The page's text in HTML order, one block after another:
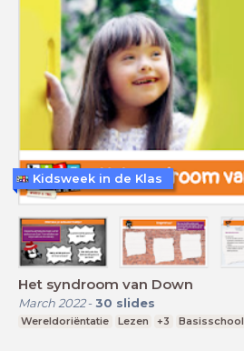
Het syndroom van Down
March 2022- 30 slides
Wereldoriëntatie Lezen +3 Basisschool
Kidsweek in de Klas